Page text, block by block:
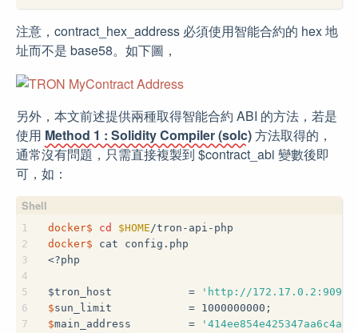
注意，contract_hex_address 必須使用智能合約的 hex 地
址而不是 base58。如下圖，
另外，本文前述提供兩種取得智能合約 ABI 的方法，若是
使用 Method 1 : Solidity Compiler (solc)方法取得的，
通常沒有問題，只需直接複製到 $contract_abi 變數後即
可，如：
1
2
3
4
5
6
7
docker$ cd $HOME/tron-api-php
docker$ cat config.php
<?php
$tron_host            = 'http://172.17.0.2:9090'
$sun_limit            = 1000000000;
$main_address         =